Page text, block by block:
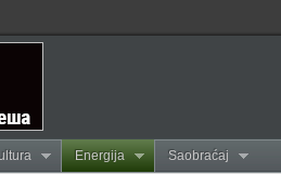
Energija Saobraćaj